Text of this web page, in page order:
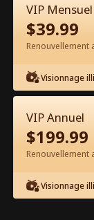
Épisode
complet
0-49 50-77
38
VIP Mensuel
$39.99
Renouvellement
Visionnage
VIP Annuel
$199.99
Renouvellement
Visionnage